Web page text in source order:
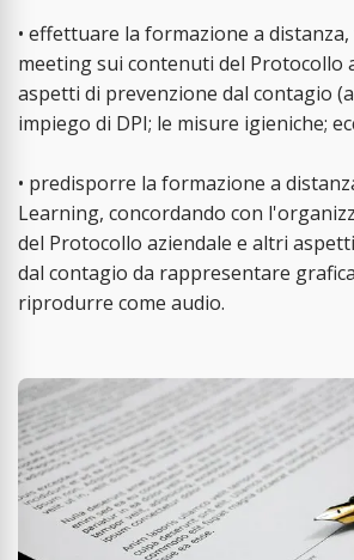
• effettuare la formazione a
meeting sui contenuti del Protocollo
aspetti di prevenzione dal contagio
impiego di DPI; le misure igieniche;
• predisporre la formazione a
Learning, concordando con
del Protocollo aziendale e altri
dal contagio da rappresentare
riprodurre come audio.